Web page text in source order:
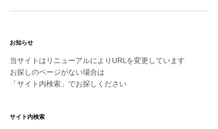
お知らせ
当サイトはリニューアルによりURLを変更しています
お探しのページがない場合は
「サイト内検索」でお探しください
サイト内検索